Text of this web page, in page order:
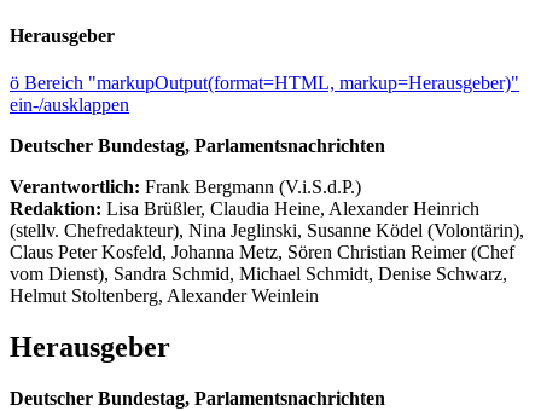
Herausgeber
ö Bereich "markupOutput(format=HTML, markup=Herausgeber)"
ein-/ausklappen
Deutscher Bundestag, Parlamentsnachrichten
Verantwortlich: Frank Bergmann (V.i.S.d.P.)
Redaktion: Lisa Brüßler, Claudia Heine, Alexander Heinrich
(stellv. Chefredakteur), Nina Jeglinski, Susanne Ködel (Volontärin),
Claus Peter Kosfeld, Johanna Metz, Sören Christian Reimer (Chef
vom Dienst), Sandra Schmid, Michael Schmidt, Denise Schwarz,
Helmut Stoltenberg, Alexander Weinlein
Herausgeber
Deutscher Bundestag, Parlamentsnachrichten